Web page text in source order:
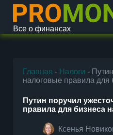
р
е
Все о финансах
Главная - Налоги -
налоговые правила для
Путин поручил
правила для бизнеса
Ксенья